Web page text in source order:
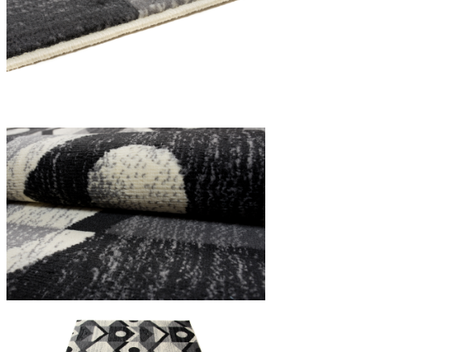
I cookie indispensabili sono cruciali per le funzioni
memorizzano alcun dato personale identificabile.
Preferenze
esempio la tua lingua preferita o la regione in cui ti
Statistica
I cookie statistici aiutano i proprietari dei siti web a